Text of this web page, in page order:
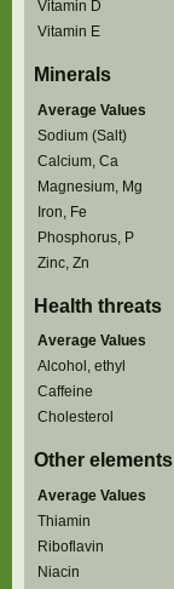
Vitamin D
Vitamin E
Minerals
Average Values
Sodium (Salt)
Calcium, Ca
Magnesium, Mg
Iron, Fe
Phosphorus, P
Zinc, Zn
Health threats
Average Values
Alcohol, ethyl
Caffeine
Cholesterol
Other elements
Average Values
Thiamin
Riboflavin
Niacin